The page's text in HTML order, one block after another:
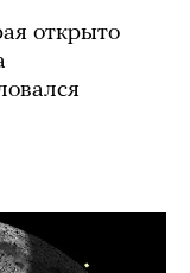
открыто